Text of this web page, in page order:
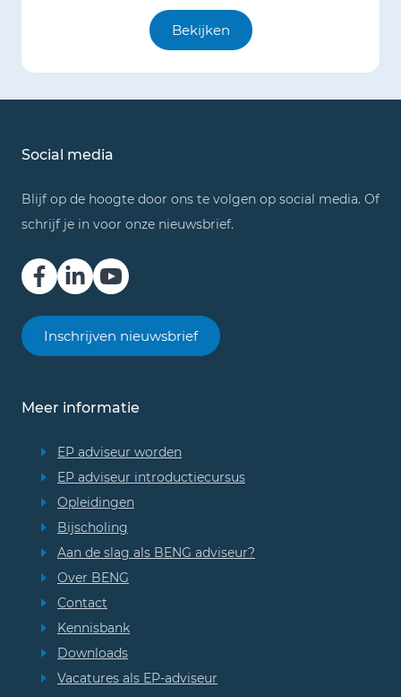
Bekijken
Social media
Blijf op de hoogte door ons te volgen op social media. Of
schrijf je in voor onze nieuwsbrief.
Inschrijven nieuwsbrief
Meer informatie
EP adviseur worden
EP adviseur introductiecursus
Opleidingen
Bijscholing
Aan de slag als BENG adviseur?
Over BENG
Contact
Kennisbank
Downloads
Vacatures als EP-adviseur